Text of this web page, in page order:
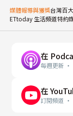
媒體報導與獲獎台灣百
ETtoday 生活頻道特約
在
每週更新 ·
在
訂閱頻道 ·